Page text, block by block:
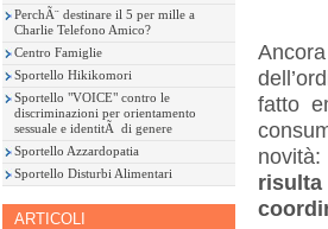
PerchÃ¨ destinare il 5 per mille a
Charlie Telefono Amico?
Centro Famiglie
Sportello Hikikomori
Sportello "VOICE" contro le
discriminazioni per orientamento
sessuale e identitÃ di genere
Sportello Azzardopatia
Sportello Disturbi Alimentari
ARTICOLI
fatto
novità: